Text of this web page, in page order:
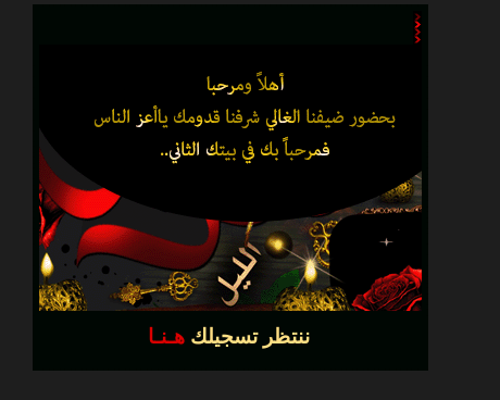
ننتظر تسجيلك هـنـا